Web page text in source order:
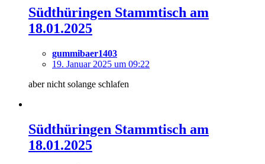
Südthüringen Stammtisch am
18.01.2025
gummibaer1403
19. Januar 2025 um 09:22
aber nicht solange schlafen
Südthüringen Stammtisch am
18.01.2025